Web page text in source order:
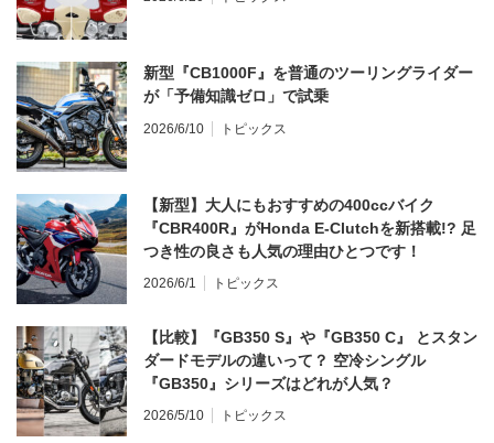
新型『CB1000F』を普通のツーリングライダー
が「予備知識ゼロ」で試乗
2026/6/10 トピックス
【新型】大人にもおすすめの400ccバイク
『CBR400R』がHonda E-Clutchを新搭載!? 足
つき性の良さも人気の理由ひとつです！
2026/6/1 トピックス
【比較】『GB350 S』や『GB350 C』 とスタン
ダードモデルの違いって？ 空冷シングル
『GB350』シリーズはどれが人気？
2026/5/10 トピックス